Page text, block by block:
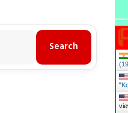
"